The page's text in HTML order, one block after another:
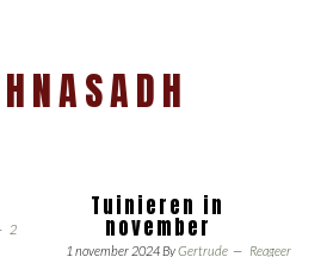
2
Tuinieren in
november
1 november 2024ByGertrude Reageer